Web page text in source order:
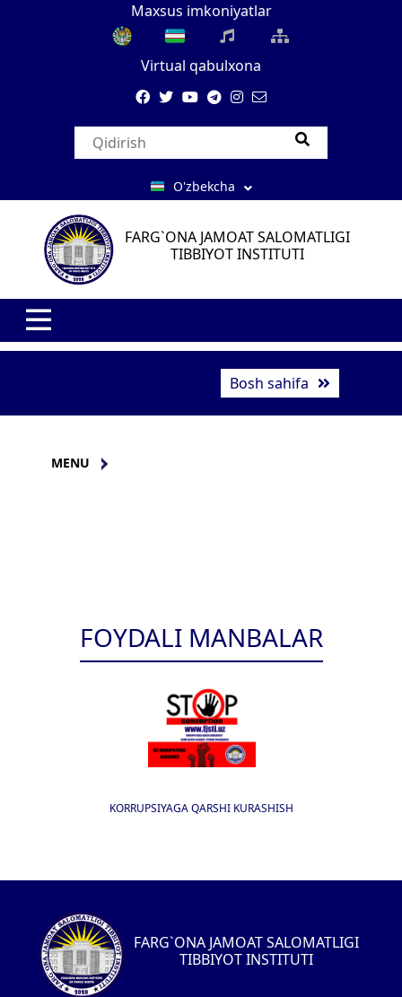
Maxsus imkoniyatlar
Virtual qabulxona
O'zbekcha
FARG`ONA JAMOAT SALOMATLIGI
TIBBIYOT INSTITUTI
Bosh sahifa
MENU
FOYDALI MANBALAR
KORRUPSIYAGA QARSHI KURASHISH
FARG`ONA JAMOAT SALOMATLIGI
TIBBIYOT INSTITUTI